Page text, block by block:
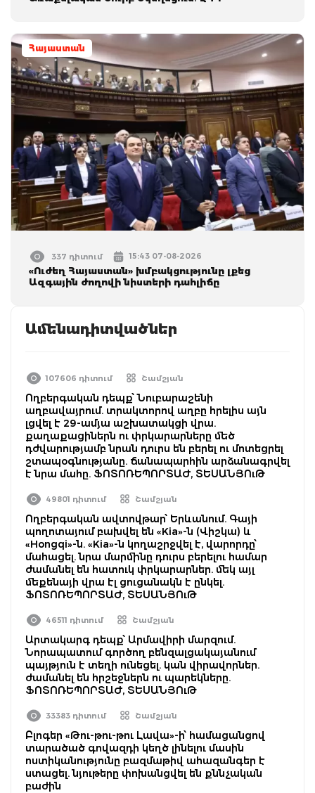
Հայաստան
337 դիտում 15:43 07-08-2026
«Ուժեղ Հայաստան» խմբակցությունը լքեց
Ազգային ժողովի նիստերի դահլիճը
Ամենադիտվածներ
107606 դիտում Շամշյան
Ողբերգական դեպք՝ Նուբարաշենի
աղբավայրում. տրակտորով աղբը հրելիս այն
լցվել է 29-ամյա աշխատակցի վրա.
քաղաքացիներն ու փրկարարները մեծ
դժվարությամբ նրան դուրս են բերել ու մոտեցրել
շտապօգնությանը. ճանապարհին արձանագրվել
է նրա մահը. ՖՈՏՈՌԵՊՈՐՏԱԺ, ՏԵՍԱՆՅՈւԹ
49801 դիտում Շամշյան
Ողբերգական ավտովթար՝ Երևանում. Գայի
պողոտայում բախվել են «Kia»-ն (Վիշկա) և
«Hongqi»-ն. «Kia»-ն կողաշրջվել է, վարորդը՝
մահացել. նրա մարմինը դուրս բերելու համար
ժամանել են հատուկ փրկարարներ. մեկ այլ
մեքենայի վրա էլ ցուցանակն է ընկել.
ՖՈՏՈՌԵՊՈՐՏԱԺ, ՏԵՍԱՆՅՈւԹ
46511 դիտում Շամշյան
Արտակարգ դեպք՝ Արմավիրի մարզում.
Նորապատում գործող բենզալցակայանում
պայթյուն է տեղի ունեցել. կան վիրավորներ.
ժամանել են հրշեջներն ու պարեկները.
ՖՈՏՈՌԵՊՈՐՏԱԺ, ՏԵՍԱՆՅՈւԹ
33383 դիտում Շամշյան
Բլոգեր «Թու-թու-թու Լավա»-ի՝ համացանցով
տարածած գովազդի կեղծ լինելու մասին
ոստիկանությունը բազմաթիվ ահազանգեր է
ստացել. նյութերը փոխանցվել են քննչական
բաժին